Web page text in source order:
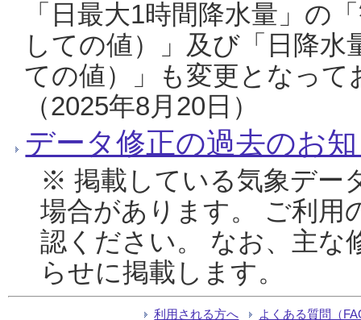
「日最大1時間降水量」の
しての値）」及び「日降
ての値）」も変更となっ
（2025年8月20日）
データ修正の過去のお
※ 掲載している気象デー
場合があります。 ご利用
認ください。 なお、主な
らせに掲載します。
利用される方へ よくある質問（